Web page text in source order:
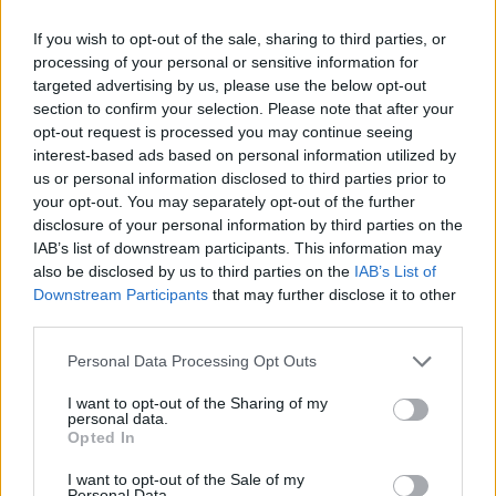
If you wish to opt-out of the sale, sharing to third parties, or
processing of your personal or sensitive information for
targeted advertising by us, please use the below opt-out
section to confirm your selection. Please note that after your
opt-out request is processed you may continue seeing
interest-based ads based on personal information utilized by
us or personal information disclosed to third parties prior to
your opt-out. You may separately opt-out of the further
disclosure of your personal information by third parties on the
IAB’s list of downstream participants. This information may
also be disclosed by us to third parties on the IAB’s List of
Downstream Participants that may further disclose it to other
Personal Data Processing Opt Outs
I want to opt-out of the Sharing of my
personal data.
Opted In
I want to opt-out of the Sale of my
Nacional y el propio Consejo Social. Además, el
Director de la ANECA explicará a los miembros del
Pleno la importancia delproceso de seguimiento y
acreditaciónque se ha iniciado en España para
todas las enseñanzas universitarias oficiales, y que
garantiza la continuidad y calidad de los grados
implantados en el marco del nuevo Espacio Europeo
de Educación Superior.
La Sesión Plenaria será a puerta cerrada, y se
permitirá el acceso a los medios de comunicación
audiovisuales y gráficos para que tomen imágenes al
Tras la finalización del Pleno, de11.30 a 12.00 horas
Rector de la ULPGC y el Director de la ANECA
atenderán a los medios de comunicación que lo
deseen.
Posteriormente, a las12.00 horas
, el Consejo Social